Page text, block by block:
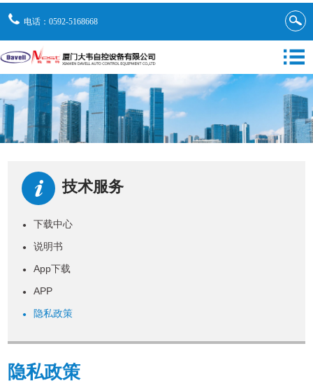
电话：0592-5168668
技术服务
● 下载中心
● 说明书
● App下载
● APP
● 隐私政策
隐私政策